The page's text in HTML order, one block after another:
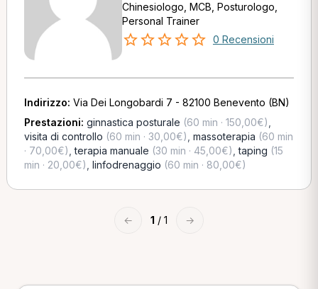
Chinesiologo, MCB, Posturologo,
Personal Trainer
0 Recensioni
Indirizzo: Via Dei Longobardi 7 - 82100 Benevento (BN)
Prestazioni: ginnastica posturale (60 min · 150,00€)
visita di controllo (60 min · 30,00€) massoterapia (60 min
· 70,00€) ,terapia manuale (30 min · 45,00€) ,taping (15
min · 20,00€) linfodrenaggio (60 min · 80,00€)
← 1 / 1 →